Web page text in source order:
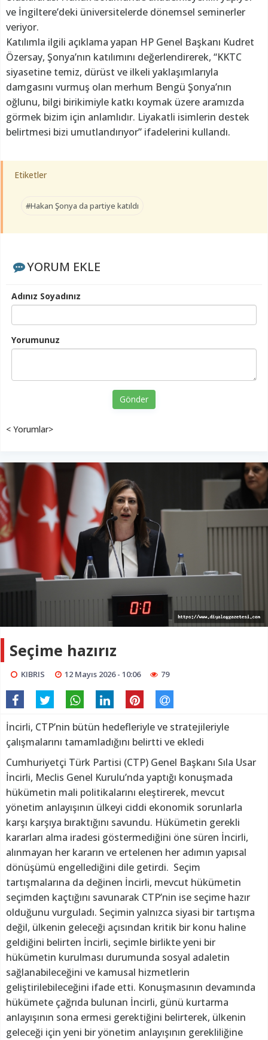
ve İngiltere’deki üniversitelerde dönemsel seminerler
veriyor.
Katılımla ilgili açıklama yapan HP Genel Başkanı Kudret
Özersay, Şonya’nın katılımını değerlendirerek, “KKTC
siyasetine temiz, dürüst ve ilkeli yaklaşımlarıyla
damgasını vurmuş olan merhum Bengü Şonya’nın
oğlunu, bilgi birikimiyle katkı koymak üzere aramızda
görmek bizim için anlamlıdır. Liyakatli isimlerin destek
belirtmesi bizi umutlandırıyor” ifadelerini kullandı.
Etiketler
#Hakan Şonya da partiye katıldı
YORUM EKLE
Adınız Soyadınız
Yorumunuz
Gönder
< Yorumlar>
Seçime hazırız
KIBRIS 12 Mayıs 2026 - 10:06 79
İncirli, CTP’nin bütün hedefleriyle ve stratejileriyle
çalışmalarını tamamladığını belirtti ve ekledi
Cumhuriyetçi Türk Partisi (CTP) Genel Başkanı Sıla Usar
İncirli, Meclis Genel Kurulu’nda yaptığı konuşmada
hükümetin mali politikalarını eleştirerek, mevcut
yönetim anlayışının ülkeyi ciddi ekonomik sorunlarla
karşı karşıya bıraktığını savundu. Hükümetin gerekli
kararları alma iradesi göstermediğini öne süren İncirli,
alınmayan her kararın ve ertelenen her adımın yapısal
dönüşümü engellediğini dile getirdi. Seçim
tartışmalarına da değinen İncirli, mevcut hükümetin
seçimden kaçtığını savunarak CTP’nin ise seçime hazır
olduğunu vurguladı. Seçimin yalnızca siyasi bir tartışma
değil, ülkenin geleceği açısından kritik bir konu haline
geldiğini belirten İncirli, seçimle birlikte yeni bir
hükümetin kurulması durumunda sosyal adaletin
sağlanabileceğini ve kamusal hizmetlerin
geliştirilebileceğini ifade etti. Konuşmasının devamında
hükümete çağrıda bulunan İncirli, günü kurtarma
anlayışının sona ermesi gerektiğini belirterek, ülkenin
geleceği için yeni bir yönetim anlayışının gerekliliğine